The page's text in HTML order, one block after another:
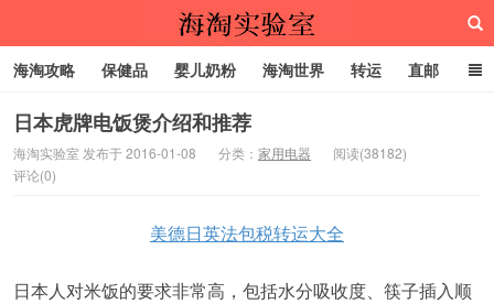
海淘攻略 保健品 婴儿奶粉 海淘世界 转运 直邮
代购服务
日本虎牌电饭煲介绍和推荐
海淘实验室 发布于 2016-01-08 分类： 家用电器
阅读(38182)
评论(0)
美德日英法包税转运大全
日本人对米饭的要求非常高，包括水分吸收度、筷子插入顺